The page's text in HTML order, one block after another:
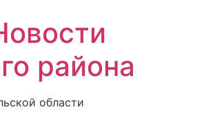
района
области